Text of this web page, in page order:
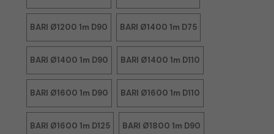
BARI Ø1200 1m D90 BARI Ø1400 1m D75
BARI Ø1400 1m D90 BARI Ø1400 1m D110
BARI Ø1600 1m D90 BARI Ø1600 1m D110
BARI Ø1600 1m D125 BARI Ø1800 1m D90